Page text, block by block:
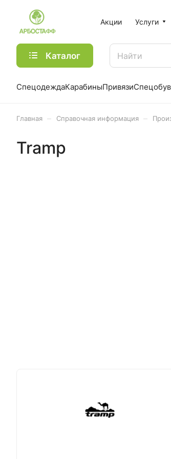
Акции Услуги
Каталог
СпецодеждаКарабиныПривязи
Главная Справочная информация
Tramp